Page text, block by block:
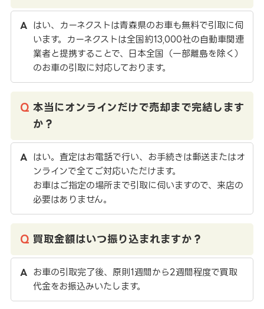
はい、カーネクストは青森県のお車も無料で引取に伺
います。カーネクストは全国約13,000社の自動車関連
業者と提携することで、日本全国（一部離島を除く）
のお車の引取に対応しております。
本当にオンラインだけで売却まで完結します
か？
はい。査定はお電話で行い、お手続きは郵送またはオ
ンラインで全てご対応いただけます。
お車はご指定の場所まで引取に伺いますので、来店の
必要はありません。
買取金額はいつ振り込まれますか？
お車の引取完了後、原則1週間から2週間程度で買取
代金をお振込みいたします。